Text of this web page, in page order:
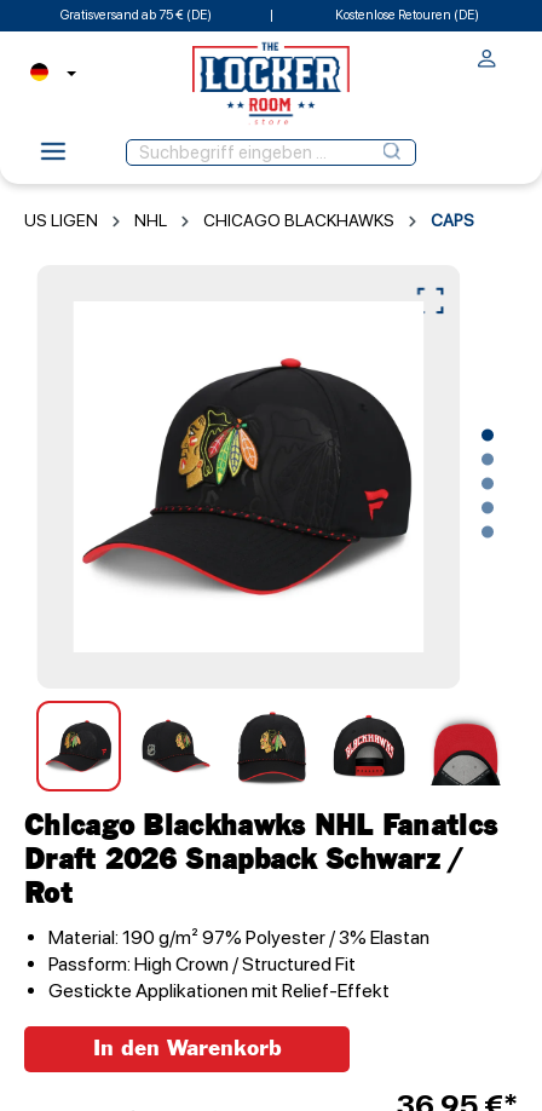
Gratisversand ab 75 € (DE) Kostenlose Retouren (DE)
US LIGEN NHL CHICAGO BLACKHAWKS CAPS
Chicago Blackhawks NHL Fanatics
Draft 2026 Snapback Schwarz /
Rot
Material: 190 g/m² 97% Polyester / 3% Elastan
Passform: High Crown / Structured Fit
Gestickte Applikationen mit Relief-Effekt
In den Warenkorb